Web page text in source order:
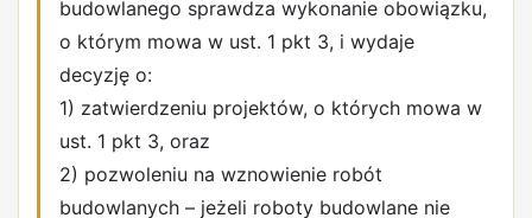
budowlanego sprawdza wykonanie obowiązku,
o którym mowa w ust. 1 pkt 3, i wydaje
decyzję o:
1) zatwierdzeniu projektów, o których mowa w
ust. 1 pkt 3, oraz
2) pozwoleniu na wznowienie robót
budowlanych – jeżeli roboty budowlane nie